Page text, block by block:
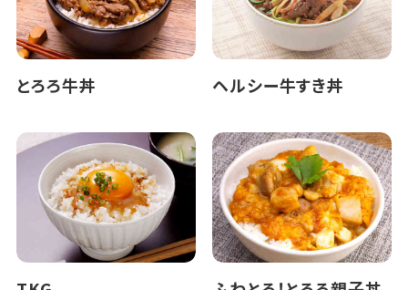
とろろ牛丼 ヘルシー牛すき丼